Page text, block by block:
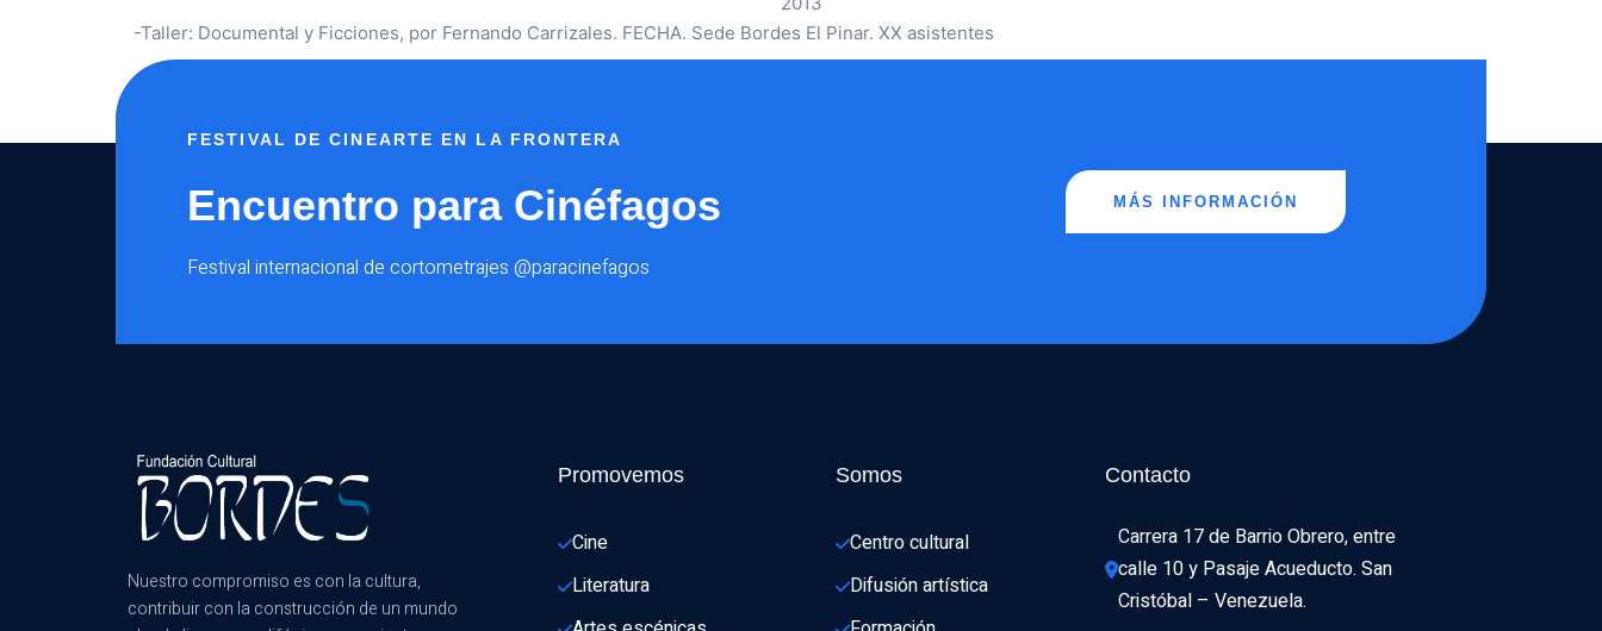
-Taller: Documental y Ficciones, por Fernando Carrizales. FECHA. Sede Bordes El Pinar. XX asistentes
FESTIVAL DE CINEARTE EN LA FRONTERA
Encuentro para Cinéfagos
Festival internacional de cortometrajes @paracinefagos
MÁS INFORMACIÓN
Nuestro compromiso es con la cultura,
contribuir con la construcción de un mundo
Promovemos
Cine
Literatura
Somos
Centro cultural
Difusión artística
Contacto
Carrera 17 de Barrio Obrero, entre
calle 10 y Pasaje Acueducto. San
Cristóbal – Venezuela.